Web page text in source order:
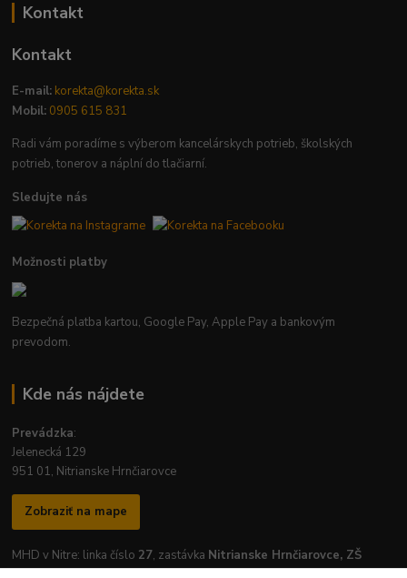
Kontakt
Kontakt
E-mail: korekta@korekta.sk
Mobil: 0905 615 831
Radi vám poradíme s výberom kancelárskych potrieb, školských
potrieb, tonerov a náplní do tlačiarní.
Sledujte nás
Možnosti platby
Bezpečná platba kartou, Google Pay, Apple Pay a bankovým
prevodom.
Kde nás nájdete
Prevádzka:
Jelenecká 129
951 01, Nitrianske Hrnčiarovce
Zobraziť na mape
MHD v Nitre: linka číslo 27, zastávka Nitrianske Hrnčiarovce, ZŠ